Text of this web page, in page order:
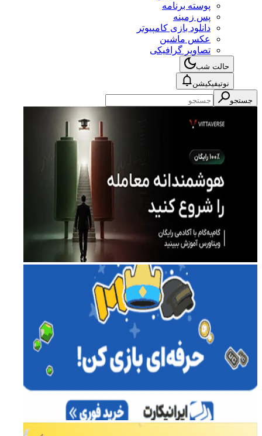
پوسته برنامه
پس زمینه
دانلود بازی کامپیوتر
عکس ماشین
تصاویر گرافیکی
حالت شب
نوتیفیکیشن
جستجو